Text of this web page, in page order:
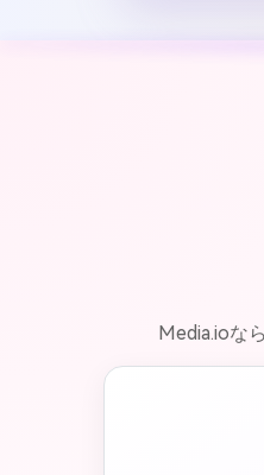
Media.ioな